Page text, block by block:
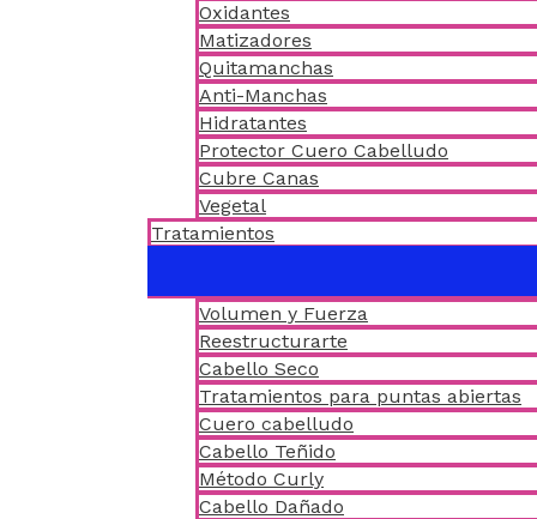
Oxidantes
Matizadores
Quitamanchas
Anti-Manchas
Hidratantes
Protector Cuero Cabelludo
Cubre Canas
Vegetal
Tratamientos
Volumen y Fuerza
Reestructurarte
Cabello Seco
Tratamientos para puntas abiertas
Cuero cabelludo
Cabello Teñido
Método Curly
Cabello Dañado